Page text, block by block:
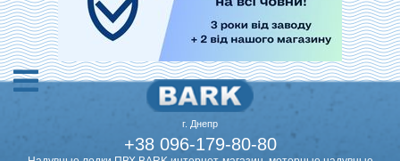
г. Днепр
+38 096-179-80-80